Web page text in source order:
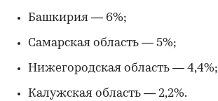
Башкирия — 6%;
Самарская область — 5%;
Нижегородская область — 4,4%;
Калужская область — 2,2%.